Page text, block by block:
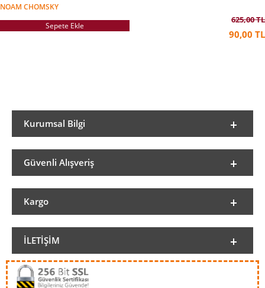
NOAM CHOMSKY
Sepete Ekle
625,00 TL
90,00 TL
Kurumsal Bilgi
Güvenli Alışveriş
Kargo
İLETIŞIM